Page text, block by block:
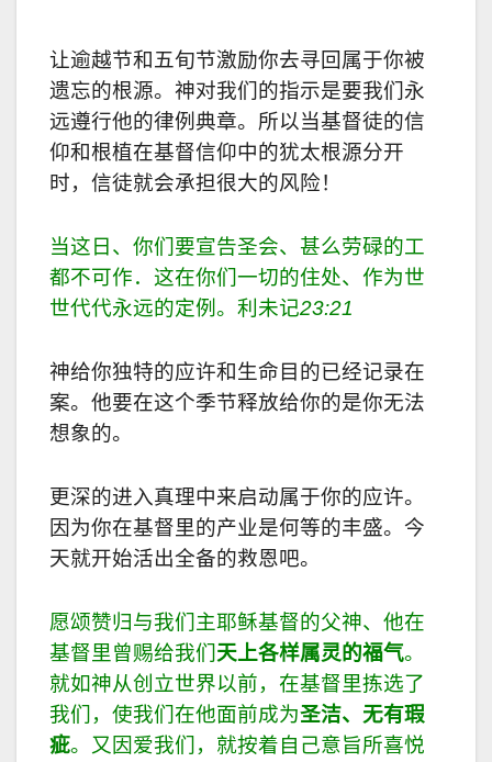
让逾越节和五旬节激励你去寻回属于你被
遗忘的根源。神对我们的指示是要我们永
远遵行他的律例典章。所以当基督徒的信
仰和根植在基督信仰中的犹太根源分开
时，信徒就会承担很大的风险！
当这日、你们要宣告圣会、甚么劳碌的工
都不可作．这在你们一切的住处、作为世
世代代永远的定例。利未记23:21
神给你独特的应许和生命目的已经记录在
案。他要在这个季节释放给你的是你无法
想象的。
更深的进入真理中来启动属于你的应许。
因为你在基督里的产业是何等的丰盛。今
天就开始活出全备的救恩吧。
愿颂赞归与我们主耶稣基督的父神、他在
基督里曾赐给我们天上各样属灵的福气。
就如神从创立世界以前，在基督里拣选了
我们，使我们在他面前成为圣洁、无有瑕
疵。又因爱我们，就按着自己意旨所喜悦